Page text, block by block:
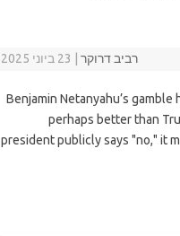
רביב דרוקר 23 ביוני 2025
Benjamin Netanyahu’s
perhaps better than
president publicly says "no," it